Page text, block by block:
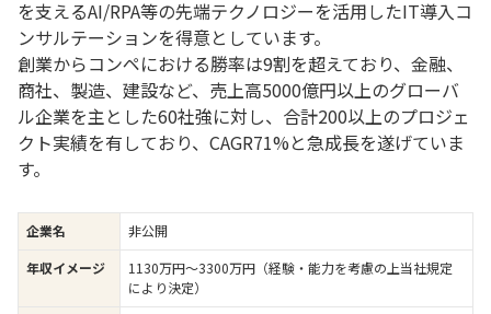
を支えるAI/RPA等の先端テクノロジーを活用したIT導入コ
ンサルテーションを得意としています。
創業からコンペにおける勝率は9割を超えており、金融、
商社、製造、建設など、売上高5000億円以上のグローバ
ル企業を主とした60社強に対し、合計200以上のプロジェ
クト実績を有しており、CAGR71%と急成長を遂げていま
す。
企業名
非公開
年収イメージ
1130万円〜3300万円（経験・能力を考慮の上当社規定
により決定）